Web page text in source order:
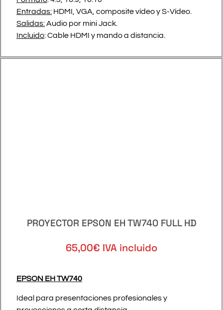
Entradas: HDMI, VGA, composite vídeo y S-Vídeo.
Salidas:Audio por mini Jack.
Incluido: Cable HDMI y mando a distancia.
PROYECTOR EPSON EH TW740 FULL HD
65,00€ IVA incluido
EPSON EH TW740
Ideal para presentaciones profesionales y